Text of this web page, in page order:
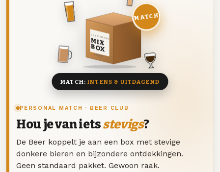
PERSONAL MATCH · BEER CLUB
Hou je van ietsstevigs?
De Beer koppelt je aan een box met stevige
donkere bieren en bijzondere ontdekkingen.
Geen standaard pakket. Gewoon raak.
DEZE MAAND
MIX
BOX
8 BIEREN
MATCH
MATCH:INTENS & UITDAGEND